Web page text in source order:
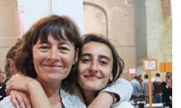
いても体に入っていた。 そして、今、ま
明感のあるワインを醸すアラン。 アランの人
ている。 いろんな局面を乗り越えてきたア
今が表現されている。 まさに、癒しワイ
肉体を癒してくれるようなホットしたワイン
、アランのワインを飲んでみてください。 ス
きますよ！ 私の大好きなワインの一つ。